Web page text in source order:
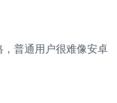
普通用户很难像安卓